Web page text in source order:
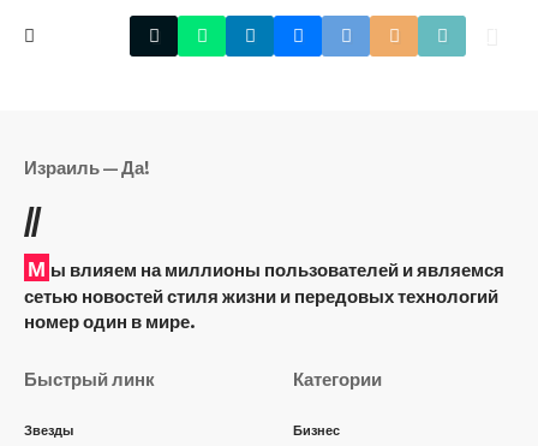
Израиль — Да!
//
М ы влияем на миллионы пользователей и являемся
сетью новостей стиля жизни и передовых технологий
номер один в мире.
Быстрый линк
Звезды
Категории
Бизнес